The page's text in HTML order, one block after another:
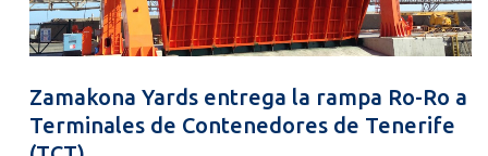
Zamakona Yards entrega la rampa Ro-Ro a
Terminales de Contenedores de Tenerife